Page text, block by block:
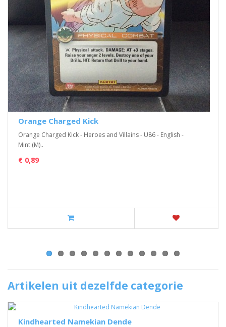
Orange Charged Kick
Orange Charged Kick - Heroes and Villains - U86 - English -
Mint (M)..
€ 0,89
Artikelen uit dezelfde categorie
Kindhearted Namekian Dende